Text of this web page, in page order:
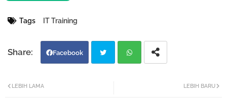
Tags IT Training
Facebook
LEBIH BARU
LEBIH LAMA